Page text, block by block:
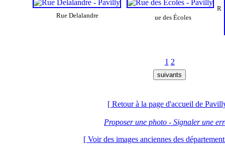
Rue Delalandre
R
ue des Écoles
1 2
[ Retour à la page d'accueil de
Proposer une photo - Signaler une
[ Voir des images anciennes des